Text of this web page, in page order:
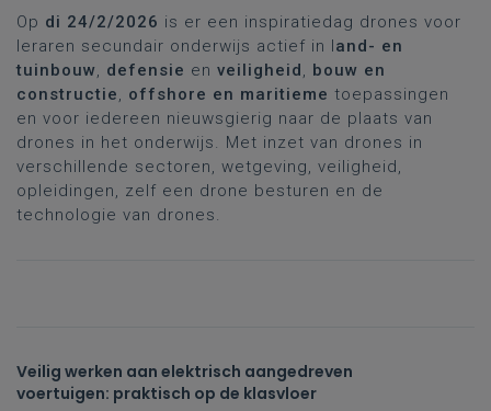
Op di 24/2/2026 is er een inspiratiedag drones voor
leraren secundair onderwijs actief in land- en
tuinbouw
defensie en veiligheid
bouw en
constructie
offshore en maritieme toepassingen
en voor iedereen nieuwsgierig naar de plaats van
drones in het onderwijs. Met inzet van drones in
verschillende sectoren, wetgeving, veiligheid,
opleidingen, zelf een drone besturen en de
technologie van drones.
Veilig werken aan elektrisch aangedreven
voertuigen: praktisch op de klasvloer